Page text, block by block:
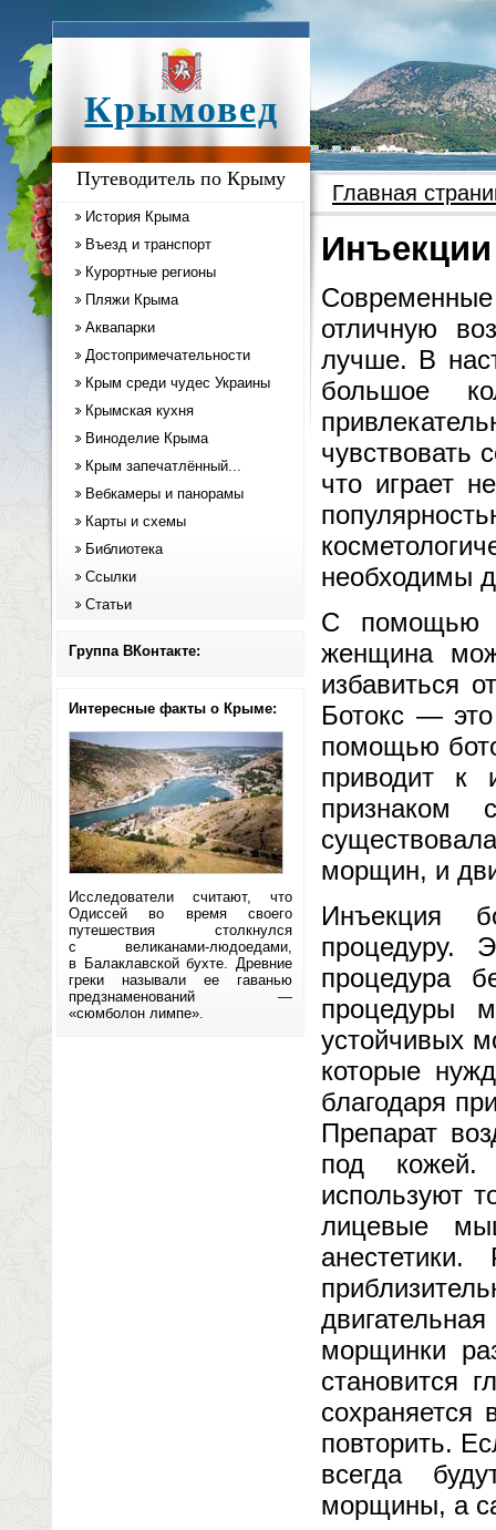
Крымовед
Путеводитель по Крыму
История Крыма
Въезд и транспорт
Курортные регионы
Пляжи Крыма
Аквапарки
Достопримечательности
Крым среди чудес Украины
Крымская кухня
Виноделие Крыма
Крым запечатлённый...
Вебкамеры и панорамы
Карты и схемы
Библиотека
Ссылки
Статьи
Группа ВКонтакте:
Интересные факты о Крыме:
Исследователи считают, что
Одиссей во время своего
путешествия столкнулся
с великанами-людоедами,
в Балаклавской бухте. Древние
греки называли ее гаванью
предзнаменований —
«сюмболон лимпе».
Главная
Инъекции
отличную
лучше. В
большое
чувствовать
что играет
необходимы
С помощью
женщина
избавиться
Ботокс —
помощью
приводит к
признаком
морщин, и
Инъекция
процедуру.
процедура
процедуры
устойчивых
которые
благодаря
Препарат
под кожей.
используют
лицевые
морщинки
становится
сохраняется
повторить.
всегда
морщины, а